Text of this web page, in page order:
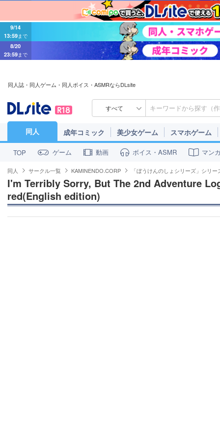
9/14
13:59まで
8/20
23:59まで
同人誌・同人ゲーム・同人ボイス・ASMRならDLsite
すべて
同人 成年コミック 美少女ゲーム スマホゲーム
TOP ゲーム 動画 ボイス・ASMR マン
同人 サークル一覧 KAMINENDO.CORP 「ぼうけんのしょシリーズ」シリー
I'm Terribly Sorry, But The 2nd Adventure
red(English edition)